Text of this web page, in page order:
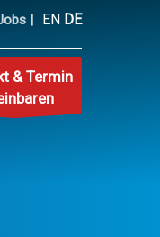
| EN DE
& Termin